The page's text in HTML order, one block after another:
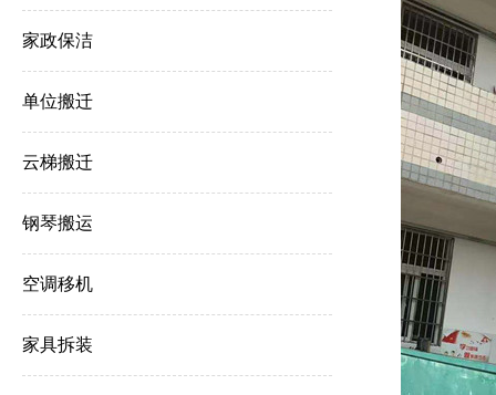
家政保洁
单位搬迁
云梯搬迁
钢琴搬运
空调移机
家具拆装